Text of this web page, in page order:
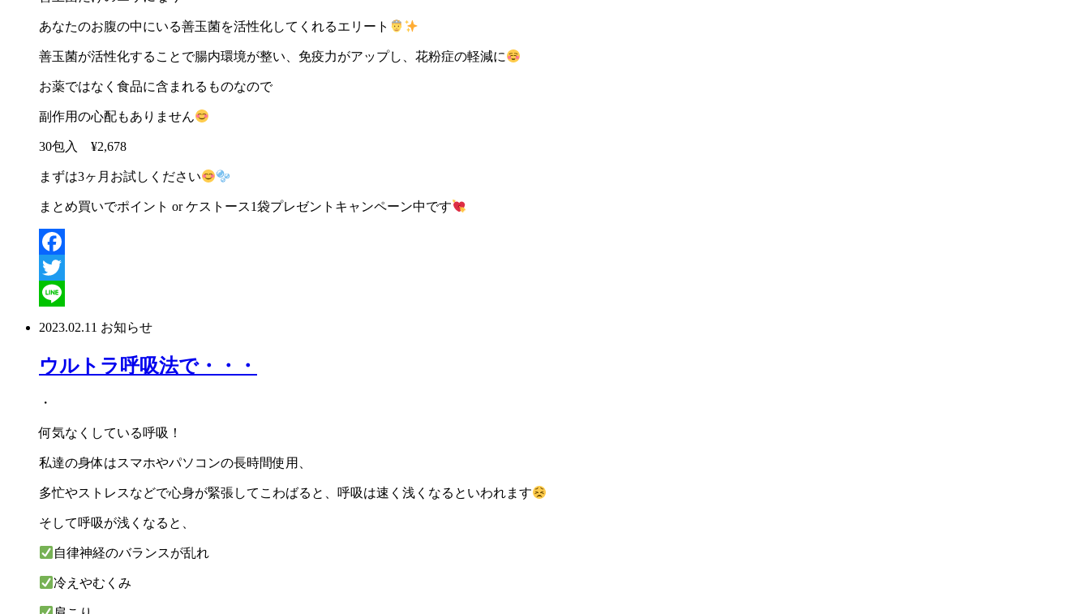
あなたのお腹の中にいる善玉菌を活性化してくれるエリート
善玉菌が活性化することで腸内環境が整い、免疫力がアップし、花粉症の軽減に
お薬ではなく食品に含まれるものなので
副作用の心配もありません
30包入 ¥2,678
まずは3ヶ月お試しください
まとめ買いでポイント orケストース1袋プレゼントキャンペーン中です
Facebook
Twitter
2023.02.11 お知らせ
ウルトラ呼吸法で・・・
・
何気なくしている呼吸！
私達の身体はスマホやパソコンの長時間使用、
多忙やストレスなどで心身が緊張してこわばると、呼吸は速く浅くなるといわれます
そして呼吸が浅くなると、
自律神経のバランスが乱れ
冷えやむくみ